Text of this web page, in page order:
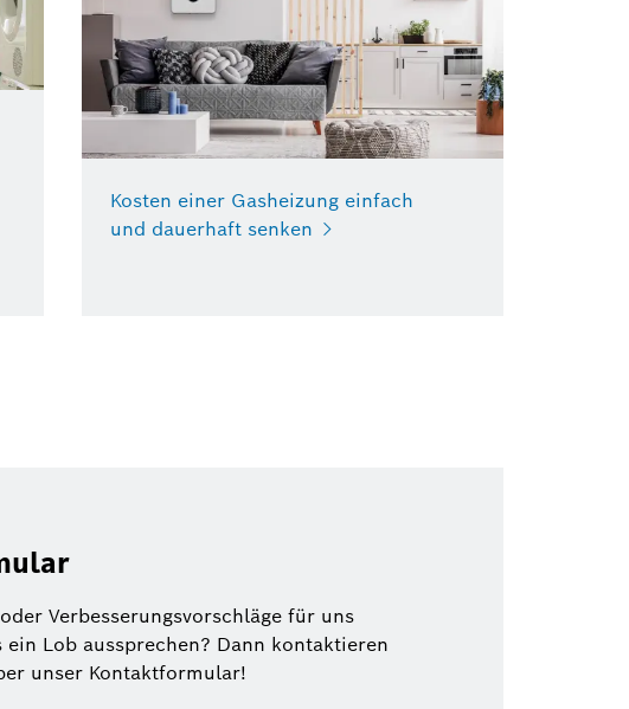
Kosten einer Gasheizung einfach
und dauerhaft senken
Verbesserungsvorschläge für uns
Lob aussprechen? Dann kontaktieren
unser Kontaktformular!